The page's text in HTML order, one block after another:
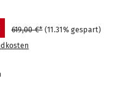
619,00 €* (11.31% gespart)